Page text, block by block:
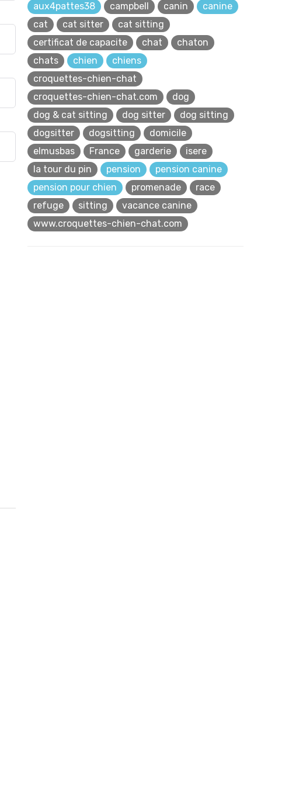
aux4pattes38
campbell canin
canine
cat
cat sitter
cat sitting
certificat de capacite
chat
chaton
chats
chien
chiens
croquettes-chien-chat
croquettes-chien-chat.com
dog
dog & cat sitting
dog sitter
dog sitting
dogsitter
dogsitting
domicile
elmusbas
France garderie
isere
la tour du pin
pension
pension canine
pension pour chien
promenade
race
refuge
sitting
vacance canine
www.croquettes-chien-chat.com